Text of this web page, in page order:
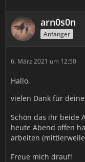
arn0s0n
Anfänger
6. März 2021 um 12:50
Hallo,
vielen Dank für
Schön das ihr beide
heute Abend offen
arbeiten (mittlerweile
Freue mich drauf!